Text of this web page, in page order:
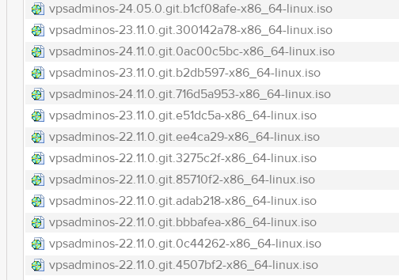
vpsadminos-24.05.0.git.b1cf08afe-x86_64-linux.iso
vpsadminos-23.11.0.git.300142a78-x86_64-linux.iso
vpsadminos-24.11.0.git.0ac00c5bc-x86_64-linux.iso
vpsadminos-23.11.0.git.b2db597-x86_64-linux.iso
vpsadminos-24.11.0.git.716d5a953-x86_64-linux.iso
vpsadminos-23.11.0.git.e51dc5a-x86_64-linux.iso
vpsadminos-22.11.0.git.ee4ca29-x86_64-linux.iso
vpsadminos-22.11.0.git.3275c2f-x86_64-linux.iso
vpsadminos-22.11.0.git.85710f2-x86_64-linux.iso
vpsadminos-22.11.0.git.adab218-x86_64-linux.iso
vpsadminos-22.11.0.git.bbbafea-x86_64-linux.iso
vpsadminos-22.11.0.git.0c44262-x86_64-linux.iso
vpsadminos-22.11.0.git.4507bf2-x86_64-linux.iso